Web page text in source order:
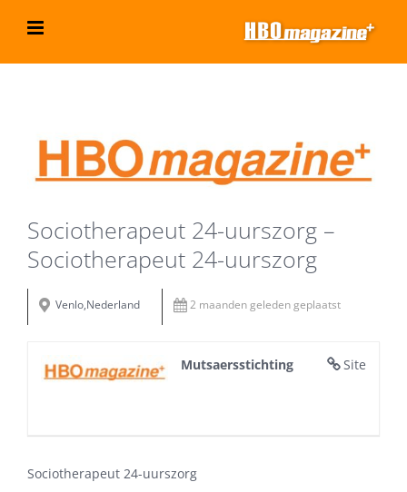
inhoud
grotere
afbeelding
Sociotherapeut 24-uurszorg –
Sociotherapeut 24-uurszorg
Venlo,Nederland 2 maanden geleden geplaatst
Site
Mutsaersstichting
Sociotherapeut 24-uurszorg